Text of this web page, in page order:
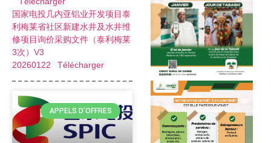
国家电投几内亚铝业开发项目泰
利梅莱省社区新建水井及水井维
修项目询价采购文件（泰利梅莱
3次）V3
20260122
Télécharger
APPELS D'OFFRES